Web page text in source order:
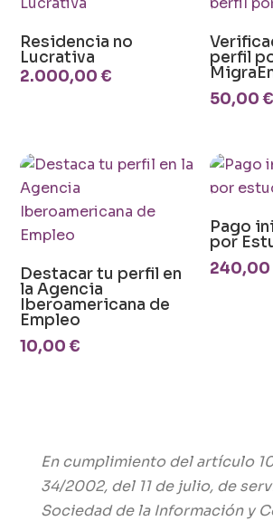
Residencia no
Lucrativa
2.000,00€
perfil
50,00€
Destacar tu perfil en
la Agencia
Iberoamericana de
Empleo
10,00€
Pago
por
En cumplimiento del artículo
34/2002, del 11 de julio, de
Sociedad de la Información y